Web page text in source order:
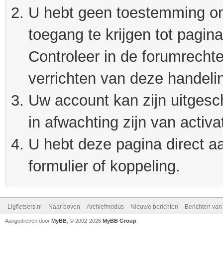
U hebt geen toestemming
toegang te krijgen tot
Controleer in de
verrichten van deze
Uw account kan zijn
in afwachting zijn van
U hebt deze pagina direct
formulier of koppeling.
Ligfietsers.nl Naar boven Archiefmodus Nieuwe berichten Berichten
Aangedreven door MyBB , © 2002-2026 MyBB Group